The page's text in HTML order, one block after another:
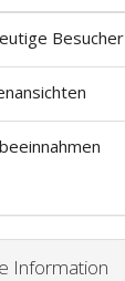
Besucher
Information